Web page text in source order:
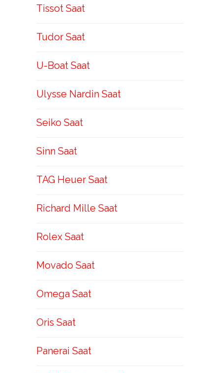
Tissot Saat
Tudor Saat
U-Boat Saat
Ulysse Nardin Saat
Seiko Saat
Sinn Saat
TAG Heuer Saat
Richard Mille Saat
Rolex Saat
Movado Saat
Omega Saat
Oris Saat
Panerai Saat